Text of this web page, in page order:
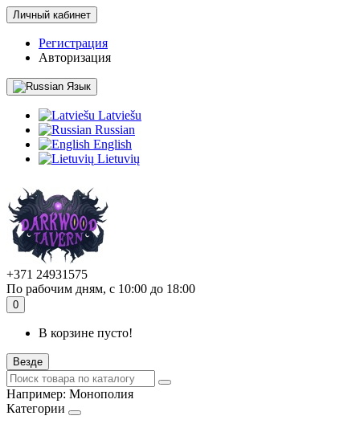
Личный кабинет
Регистрация
Авторизация
Язык
Latviešu
Russian
English
Lietuvių
+371 24931575
По рабочим дням, с 10:00 до 18:00
0
В корзине пусто!
Везде
Например: Монополия
Категории